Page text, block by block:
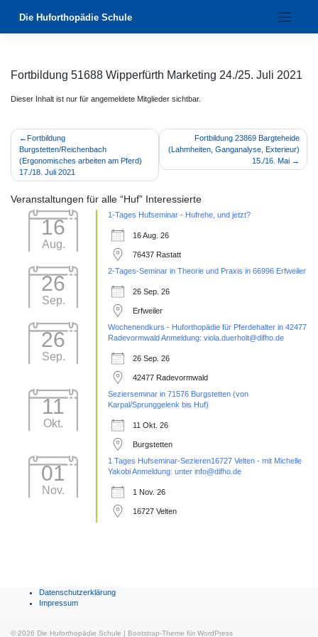
Die Huforthopädie Schule
Fortbildung 51688 Wipperfürth Marketing 24./25. Juli 2021
Dieser Inhalt ist nur für angemeldete Mitglieder sichtbar.
Beitragsnavigation
Fortbildung
Burgstetten/Reichenbach
(Ergonomisches arbeiten am Pferd)
17./18. Juli 2021
Fortbildung 23869 Bargteheide
(Lahmheiten, Ganganalyse, Exterieur)
15./16. Mai
Veranstaltungen für alle “Huf” Interessierte
16
Aug.
1-Tages Hufseminar - Hufrehe, und jetzt?
16 Aug. 26
76437 Rastatt
26
Sep.
2-Tages-Seminar in Theorie und Praxis in 66996 Erfweiler
26 Sep. 26
Erfweiler
26
Sep.
Wochenendkurs - Huforthopädie für Pferdehalter in 42477
Radevormwald Anmeldung: viola.duerholt@difho.de
26 Sep. 26
42477 Radevormwald
11
Okt.
Sezierseminar in 71576 Burgstetten (von
Karpal/Sprunggelenk bis Huf)
11 Okt. 26
Burgstetten
01
Nov.
1 Tages Hufseminar-Sezieren16727 Velten - mit Michelle
Yakobi Anmeldung: unter info@difho.de
1 Nov. 26
16727 Velten
Datenschutzerklärung
Impressum
© 2026 Die Huforthopädie Schule | Bootstrap-Theme für WordPress